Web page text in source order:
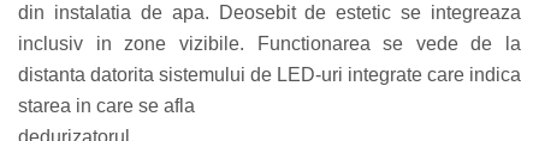
din instalatia de apa. Deosebit de estetic se integreaza
inclusiv in zone vizibile. Functionarea se vede de la
distanta datorita sistemului de LED-uri integrate care indica
starea in care se afla
dedurizatorul.